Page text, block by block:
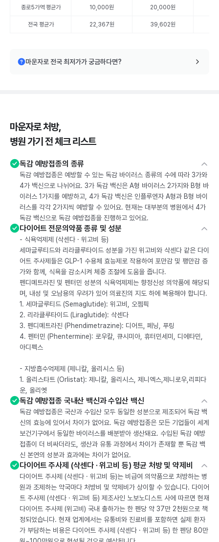
종로5가역평균가 10,000원 20,000원
전국 평균가 22,367원 39,602원
마운자로 전국 최저가가 궁금하다면?
마운자로 처방,
병원 가기 전 체크 리스트
독감 예방접종의 종류
독감 예방접종은 예방할 수 있는 독감 바이러스 종류의 수에 따라 3가와
4가 백신으로 나뉘어요. 3가 독감 백신은 A형 바이러스 2가지와 B형 바
이러스 1가지를 예방하고, 4가 독감 백신은 인플루엔자 A형과 B형 바이
러스를 각각 2가지씩 예방할 수 있어요. 현재는 대부분의 병원에서 4가
독감 백신으로 독감 예방접종을 진행하고 있어요.
다이어트 전문의약품 종류 및 성분
- 식욕억제제 (삭센다 · 위고비 등)
세마글루티드와 리라클루타이드 성분을 가진 위고비와 삭센다 같은 다이
어트 주사제들은 GLP-1 수용체 효능제로 작용하여 포만감 및 팽만감 증
가와 함께, 식욕을 감소시켜 체중 조절에 도움을 줍니다.
펜디메트라진 및 펜터민 성분의 식욕억제제는 향정신성 의약품에 해당되
며, 내성 및 오남용의 우려가 있어 의료진의 지도 하에 복용해야 합니다.
1. 세마글루티드 (Semaglutide): 위고비, 오젬픽
2. 리라클루타이드 (Liraglutide): 삭센다
3. 펜디메트라진 (Phendimetrazine): 디어트, 페닝, 푸링
4. 펜터민 (Phentermine): 로우칼, 큐시미아, 휴터민세미, 디에타민,
아디펙스
- 지방흡수억제제 (제니칼, 올리시스 등)
1. 올리스타트 (Orlistat): 제니칼, 올리시스, 제니엑스,제니로우,리피다
운, 올리엣
독감 예방접종 국내산 백신과 수입산 백신
독감 예방접종은 국산과 수입산 모두 동일한 성분으로 제조되어 독감 백
신의 효능에 있어서 차이가 없어요. 독감 예방접종은 모든 기업들이 세계
보건기구에서 동일한 바이러스를 배분받아 생산돼요. 수입된 독감 예방
접종이 더 비싸더라도, 생산과 유통 과정에서 차이가 존재할 뿐 독감 백
신 본연의 성분과 효과에는 차이가 없어요.
다이어트 주사제 (삭센다 · 위고비 등) 평균 처방 및 약제비
다이어트 주사제 (삭센다 · 위고비 등)는 비급여 의약품으로 처방하는 병
원과 조제하는 약국마다 처방비 및 약제비가 상이할 수 있습니다. 다이어
트 주사제 (삭센다 · 위고비 등) 제조사인 노보노디스트 사에 따르면 현재
다이어트 주사제 (위고비) 국내 출하가는 한 펜당 약 37만 2천원으로 책
정되었습니다. 현재 업계에서는 유통비와 진료비를 포함하면 실제 환자
가 부담하는 비용은 다이어트 주사제 (삭센다 · 위고비 등) 한 펜당 80만